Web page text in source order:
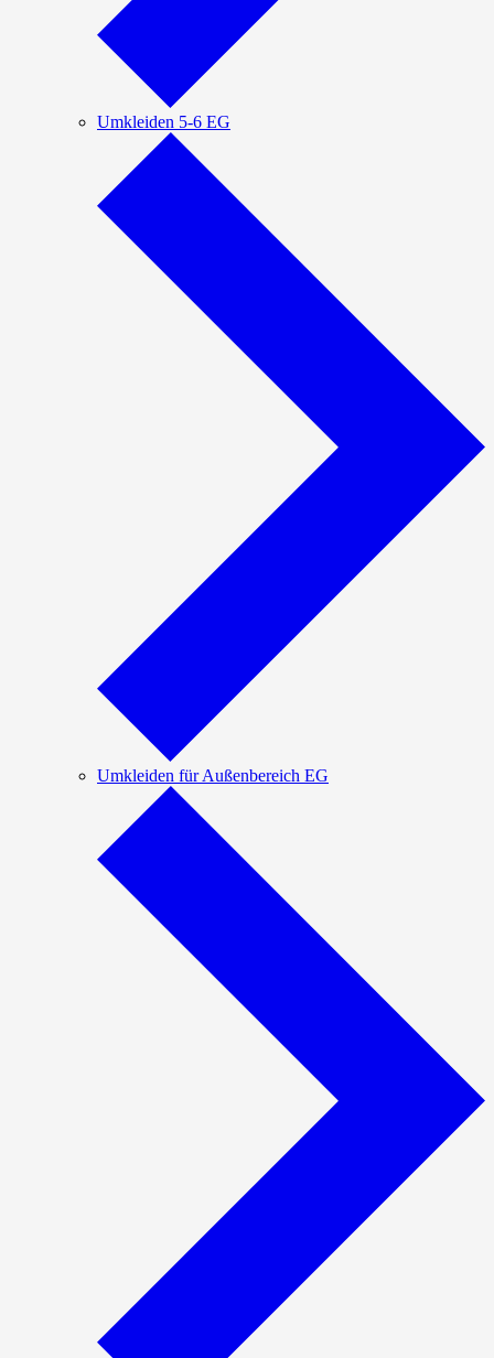
Umkleiden 5-6 EG
Umkleiden für Außenbereich EG